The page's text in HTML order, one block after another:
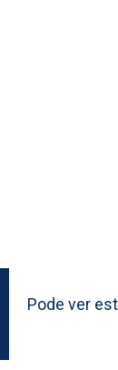
Pode ver